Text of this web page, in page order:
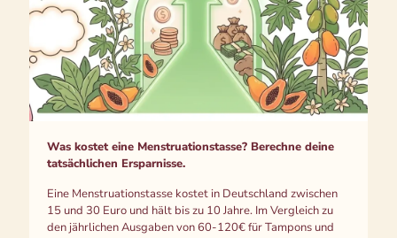
Was kostet eine Menstruationstasse? Berechne deine
tatsächlichen Ersparnisse.
Eine Menstruationstasse kostet in Deutschland zwischen
15 und 30 Euro und hält bis zu 10 Jahre. Im Vergleich zu
den jährlichen Ausgaben von 60-120€ für Tampons und